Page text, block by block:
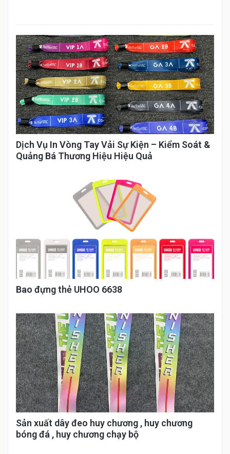
Dịch Vụ In Vòng Tay Vải Sự Kiện – Kiểm Soát &
Quảng Bá Thương Hiệu Hiệu Quả
Bao đựng thẻ UHOO 6638
Sản xuất dây đeo huy chương , huy chương
bóng đá , huy chương chạy bộ